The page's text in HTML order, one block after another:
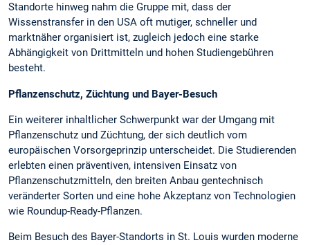
Standorte hinweg nahm die Gruppe mit, dass der
Wissenstransfer in den USA oft mutiger, schneller und
marktnäher organisiert ist, zugleich jedoch eine starke
Abhängigkeit von Drittmitteln und hohen Studiengebühren
besteht.
Pflanzenschutz, Züchtung und Bayer-Besuch
Ein weiterer inhaltlicher Schwerpunkt war der Umgang mit
Pflanzenschutz und Züchtung, der sich deutlich vom
europäischen Vorsorgeprinzip unterscheidet. Die Studierenden
erlebten einen präventiven, intensiven Einsatz von
Pflanzenschutzmitteln, den breiten Anbau gentechnisch
veränderter Sorten und eine hohe Akzeptanz von Technologien
wie Roundup-Ready-Pflanzen.
Beim Besuch des Bayer-Standorts in St. Louis wurden moderne